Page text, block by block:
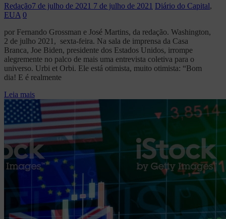
Redação7 de julho de 2021 7 de julho de 2021 Diário do Capital,
EUA 0
por Fernando Grossman e José Martins, da redação. Washington,
2 de julho 2021, sexta-feira. Na sala de imprensa da Casa
Branca, Joe Biden, presidente dos Estados Unidos, irrompe
alegremente no palco de mais uma entrevista coletiva para o
universo. Urbi et Orbi. Ele está otimista, muito otimista: “Bom
dia! E é realmente
Leia mais